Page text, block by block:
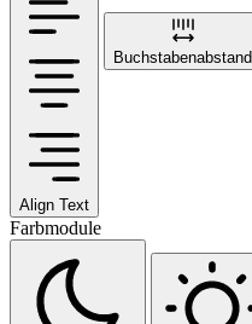
Align Text
Buchstabenabstand
Farbmodule